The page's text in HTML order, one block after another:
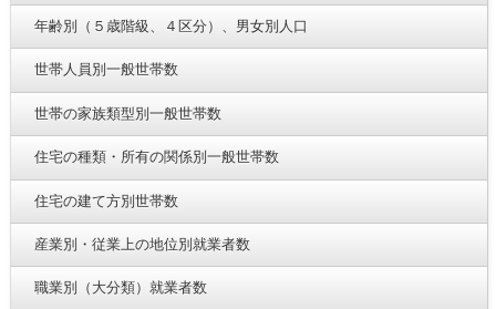
年齢別（５歳階級、４区分）、男女別人口
世帯人員別一般世帯数
世帯の家族類型別一般世帯数
住宅の種類・所有の関係別一般世帯数
住宅の建て方別世帯数
産業別・従業上の地位別就業者数
職業別（大分類）就業者数